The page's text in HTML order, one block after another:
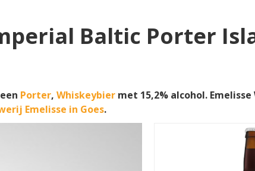
Baltic Porter
Porter, Whiskeybier met 15,2% alcohol.
Emelisse in Goes.